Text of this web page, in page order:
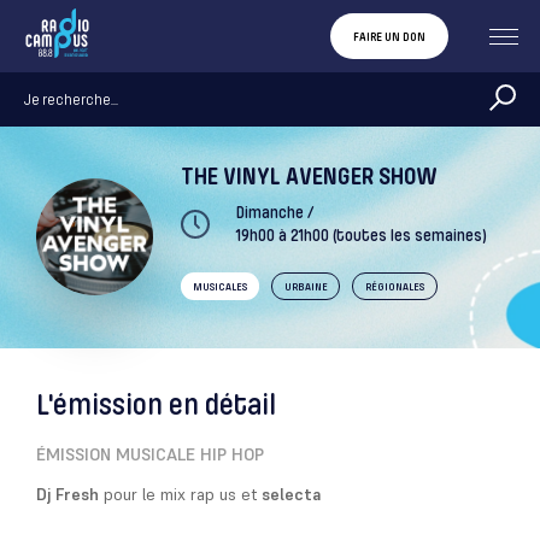
FAIRE UN DON
THE VINYL AVENGER SHOW
Dimanche /
19h00 à 21h00 (toutes les semaines)
MUSICALES URBAINE RÉGIONALES
L'émission en détail
ÉMISSION MUSICALE HIP HOP
Dj Fresh pour le mix rap us et selecta